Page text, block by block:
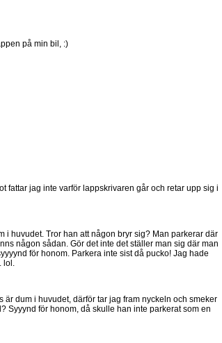
på min bil, :)
fattar jag inte varför lappskrivaren går och retar upp sig i
i huvudet. Tror han att någon bryr sig? Man parkerar där
någon sådan. Gör det inte det ställer man sig där man
för honom. Parkera inte sist då pucko! Jag hade
lol.
är dum i huvudet, därför tar jag fram nyckeln och smeker
Syyynd för honom, då skulle han inte parkerat som en